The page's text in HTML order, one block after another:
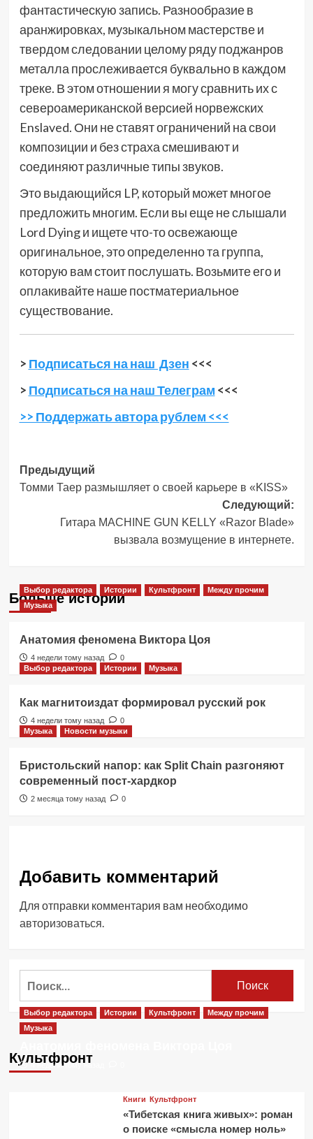
фантастическую запись. Разнообразие в
аранжировках, музыкальном мастерстве и
твердом следовании целому ряду поджанров
металла прослеживается буквально в каждом
треке. В этом отношении я могу сравнить их с
североамериканской версией норвежских
Enslaved. Они не ставят ограничений на свои
композиции и без страха смешивают и
соединяют различные типы звуков.
Это выдающийся LP, который может многое
предложить многим. Если вы еще не слышали
Lord Dying и ищете что-то освежающе
оригинальное, это определенно та группа,
которую вам стоит послушать. Возьмите его и
оплакивайте наше постматериальное
существование.
> Подписаться на наш Дзен <<<
> Подписаться на наш Телеграм <<<
>> Поддержать автора рублем <<<
Навигация
записи
Предыдущий
Томми Таер размышляет о своей карьере в «KISS»
Следующий:
Гитара MACHINE GUN KELLY «Razor Blade»
вызвала возмущение в интернете.
Больше историй
Выбор редактора Истории Культфронт
Между прочим
Музыка
Анатомия феномена Виктора Цоя
4 недели тому назад
0
Выбор редактора
Истории Музыка
Как магнитоиздат формировал русский рок
4 недели тому назад
0
Музыка
Новости музыки
Бристольский напор: как Split Chain разгоняют
современный пост-хардкор
2 месяца тому назад 0
Добавить комментарий
Для отправки комментария вам необходимо
авторизоваться
Культфронт
Выбор редактора Истории Культфронт
Между прочим
Музыка
4 недели тому назад
Книги Культфронт
«Тибетская книга живых»: роман
о поиске «смысла номер ноль»